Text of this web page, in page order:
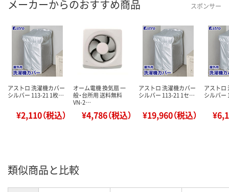
メーカーからのおすすめ商品 スポンサー
アストロ 洗濯機カバー
シルバー 113-21 1枚…
¥2,110（税込）
オーム電機 換気扇 一
般・台所用 送料無料
VN-2…
¥4,786（税込）
アストロ 洗濯機カバー
シルバー 113-21 1セ…
¥19,960（税込）
アストロ
シルバー
類似商品と比較